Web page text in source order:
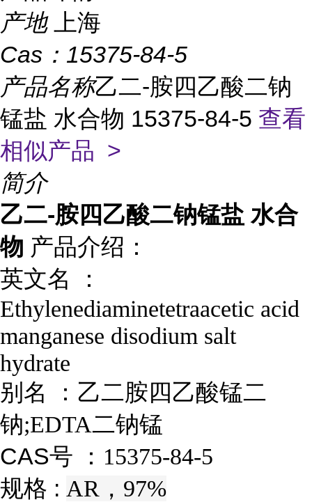
产地
上海
Cas： 15375-84-5
产品名称乙二-胺四乙酸二钠
锰盐 水合物 15375-84-5 查看
相似产品 >
简介
乙二-胺四乙酸二钠锰盐 水合
物 产品介绍：
英文名 ：
Ethylenediaminetetraacetic acid
manganese disodium salt
hydrate
别名 ： 乙二胺四乙酸锰二
钠;EDTA二钠锰
CAS号 ： 15375-84-5
规格 : AR，97%